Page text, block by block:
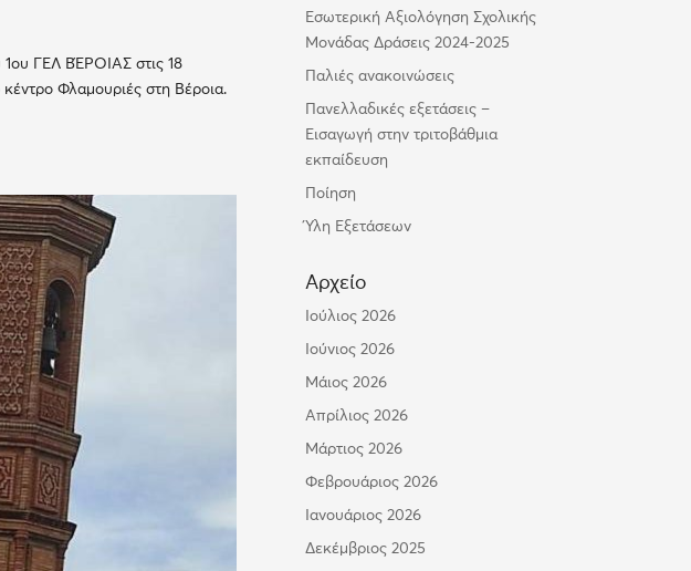
1ου ΓΕΛ ΒΈΡΟΙΑΣ στις 18
Φλαμουριές στη Βέροια.
Εσωτερική Αξιολόγηση Σχολικής
Μονάδας Δράσεις 2024-2025
Παλιές ανακοινώσεις
Πανελλαδικές εξετάσεις –
Εισαγωγή στην τριτοβάθμια
εκπαίδευση
Ποίηση
Ύλη Εξετάσεων
Αρχείο
Ιούλιος 2026
Ιούνιος 2026
Μάιος 2026
Απρίλιος 2026
Μάρτιος 2026
Φεβρουάριος 2026
Ιανουάριος 2026
Δεκέμβριος 2025